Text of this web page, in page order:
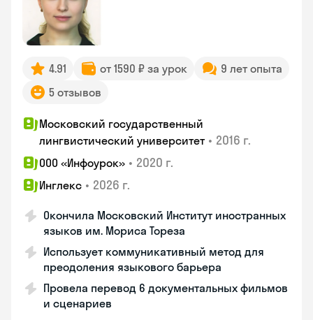
4.91 от 1590 ₽ за урок
9 лет опыта
5 отзывов
Московский государственный
лингвистический университет • 2016 г.
ООО «Инфоурок» • 2020 г.
Инглекс • 2026 г.
Окончила Московский Институт иностранных
языков им. Мориса Тореза
Использует коммуникативный метод для
преодоления языкового барьера
Провела перевод 6 документальных фильмов
и сценариев